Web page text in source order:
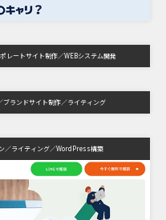
レートサイト制作 WEBシステム開発
ブランドサイト制作 ライティング
ライティング WordPress構築